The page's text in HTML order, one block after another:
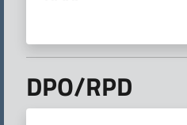
DPO/RPD